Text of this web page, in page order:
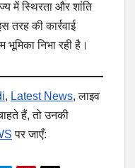
में स्थिरता और शांति
तरह की कार्रवाई
निभा रही है।
, Latest News, लाइव
हैं, तो उनकी
पर जाएँ: